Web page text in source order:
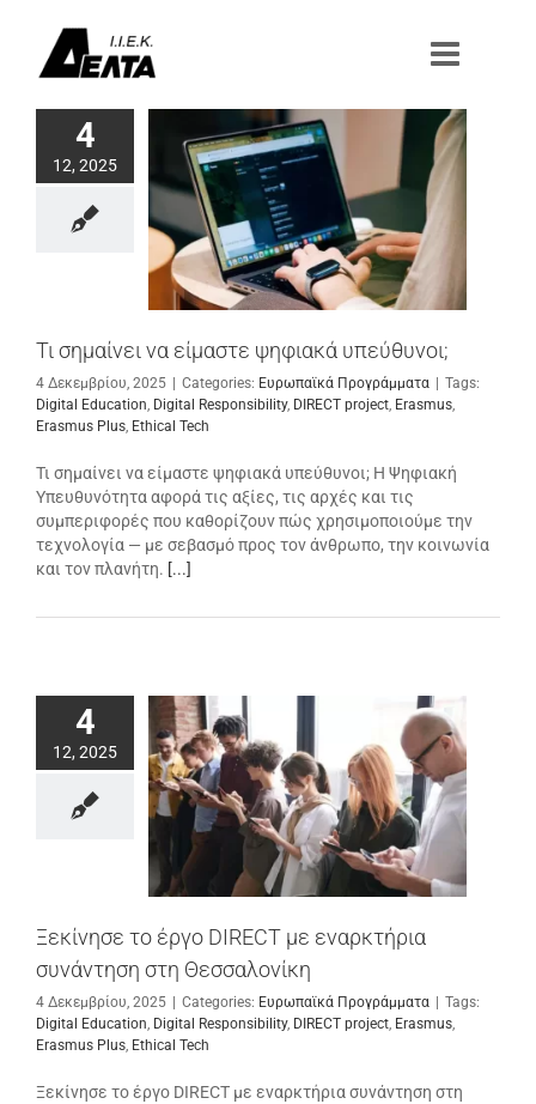
περιεχόμενο
4
12, 2025
Τι σημαίνει να είμαστε ψηφιακά υπεύθυνοι;
4 Δεκεμβρίου, 2025 | Categories: Ευρωπαϊκά Προγράμματα | Tags:
Digital Education Digital Responsibility, DIRECT project Erasmus
Erasmus Plus Ethical Tech
Τι σημαίνει να είμαστε ψηφιακά υπεύθυνοι; Η Ψηφιακή
Υπευθυνότητα αφορά τις αξίες, τις αρχές και τις
συμπεριφορές που καθορίζουν πώς χρησιμοποιούμε την
τεχνολογία — με σεβασμό προς τον άνθρωπο, την κοινωνία
και τον πλανήτη. [...]
4
12, 2025
Ξεκίνησε το έργο DIRECT με εναρκτήρια
συνάντηση στη Θεσσαλονίκη
4 Δεκεμβρίου, 2025 | Categories: Ευρωπαϊκά Προγράμματα | Tags:
Digital Education Digital Responsibility, DIRECT project Erasmus
Erasmus Plus Ethical Tech
Ξεκίνησε το έργο DIRECT με εναρκτήρια συνάντηση στη